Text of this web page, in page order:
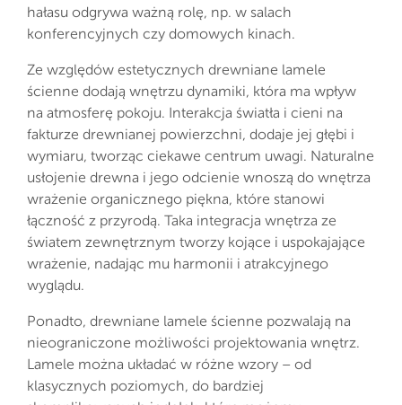
hałasu odgrywa ważną rolę, np. w salach
konferencyjnych czy domowych kinach.
Ze względów estetycznych drewniane lamele
ścienne dodają wnętrzu dynamiki, która ma wpływ
na atmosferę pokoju. Interakcja światła i cieni na
fakturze drewnianej powierzchni, dodaje jej głębi i
wymiaru, tworząc ciekawe centrum uwagi. Naturalne
usłojenie drewna i jego odcienie wnoszą do wnętrza
wrażenie organicznego piękna, które stanowi
łączność z przyrodą. Taka integracja wnętrza ze
światem zewnętrznym tworzy kojące i uspokajające
wrażenie, nadając mu harmonii i atrakcyjnego
wyglądu.
Ponadto, drewniane lamele ścienne pozwalają na
nieograniczone możliwości projektowania wnętrz.
Lamele można układać w różne wzory – od
klasycznych poziomych, do bardziej